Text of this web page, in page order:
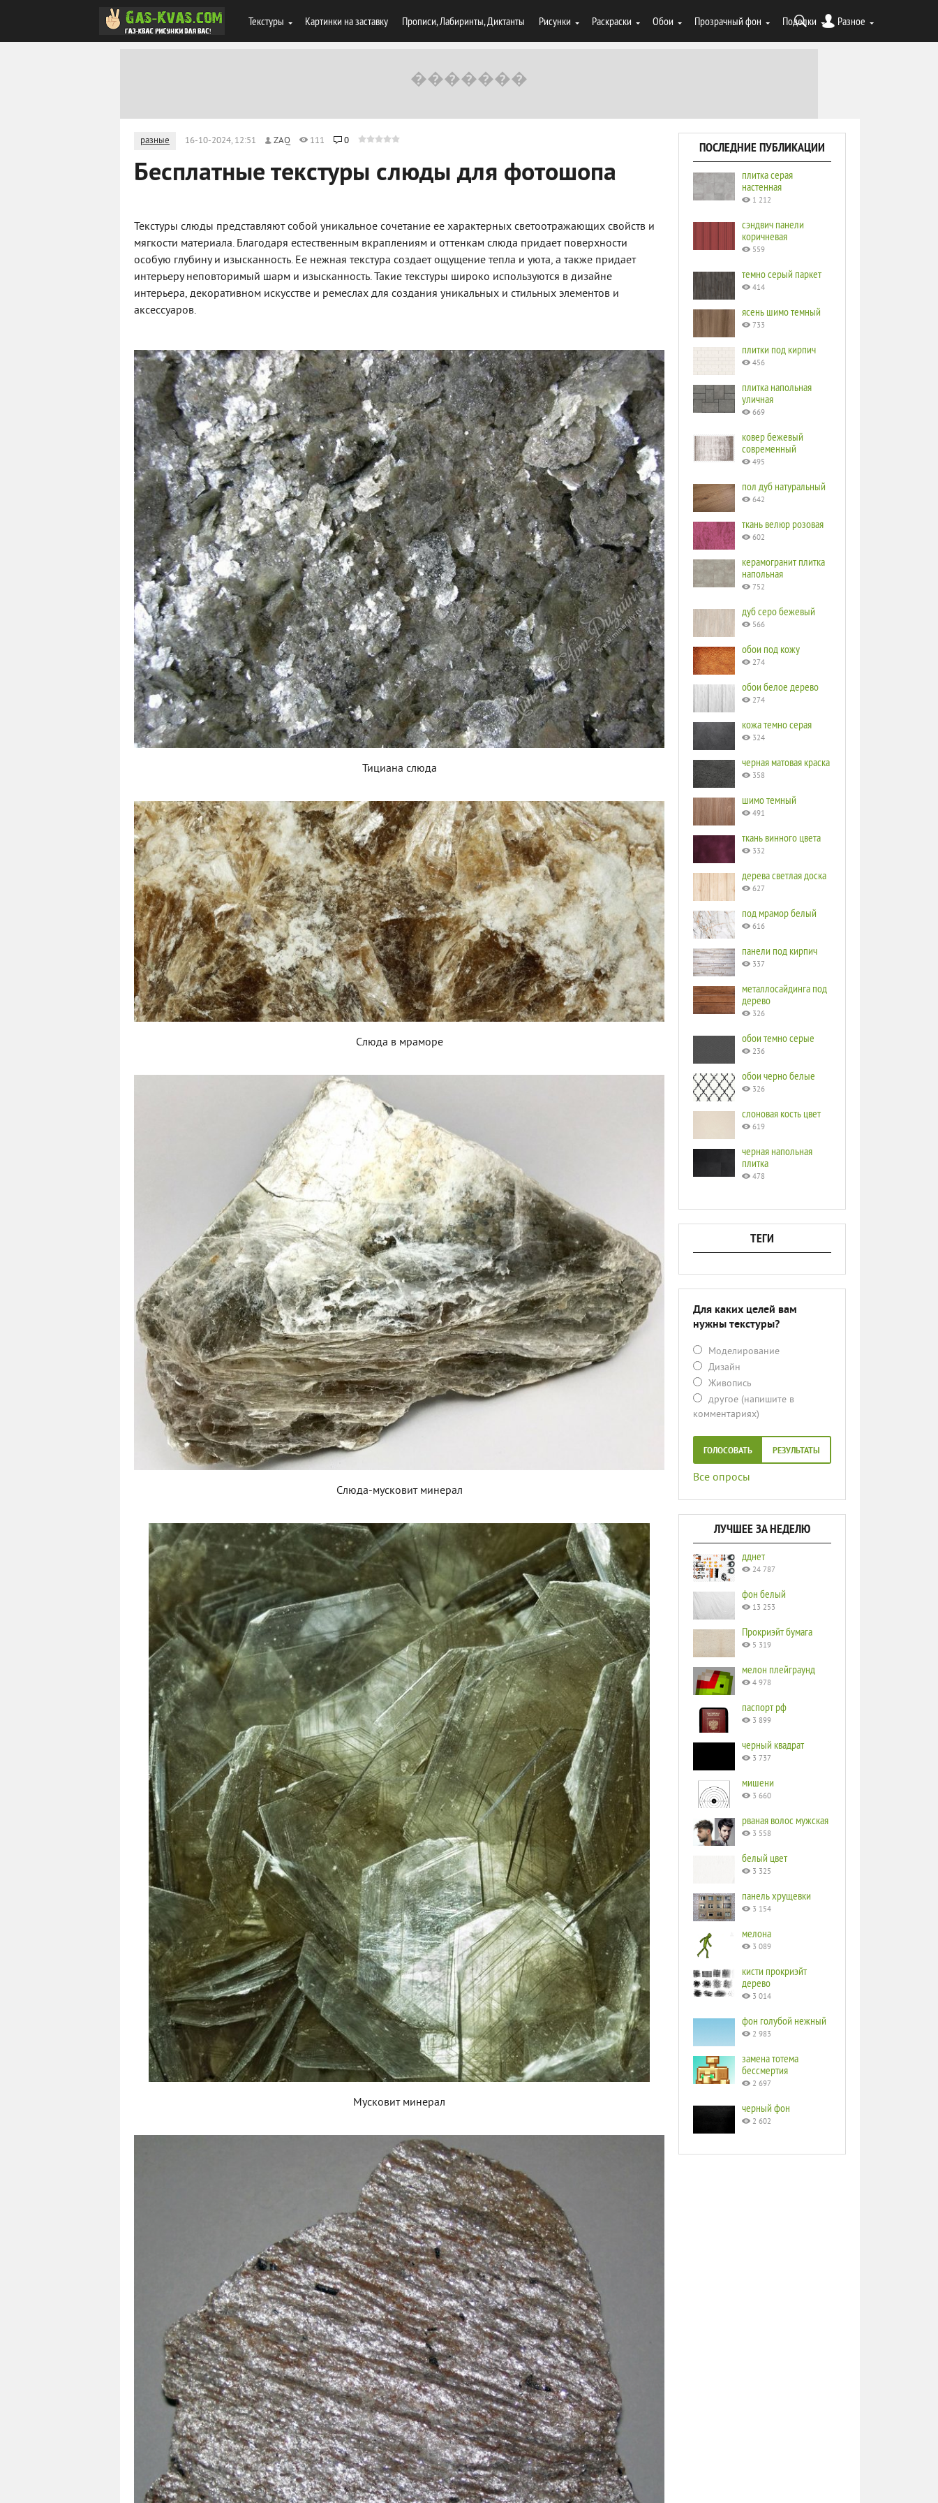
Текстуры Картинки на заставку Прописи, Лабиринты, Диктанты Рисунки Раскраски Обои Прозрачный фон Поделки Разное
разные 16-10-2024, 12:51 ZAQ 111 0
Бесплатные текстуры слюды для фотошопа
Текстуры слюды представляют собой уникальное сочетание ее характерных светоотражающих свойств и
мягкости материала. Благодаря естественным вкраплениям и оттенкам слюда придает поверхности
особую глубину и изысканность. Ее нежная текстура создает ощущение тепла и уюта, а также придает
интерьеру неповторимый шарм и изысканность. Такие текстуры широко используются в дизайне
интерьера, декоративном искусстве и ремеслах для создания уникальных и стильных элементов и
аксессуаров.
Тициана слюда
Слюда в мраморе
Слюда-мусковит минерал
Мусковит минерал
ПОСЛЕДНИЕ ПУБЛИКАЦИИ
плитка серая
настенная
1 212
сэндвич панели
коричневая
559
темно серый паркет
414
ясень шимо темный
733
плитки под кирпич
456
плитка напольная
уличная
669
ковер бежевый
современный
495
пол дуб натуральный
642
ткань велюр розовая
602
керамогранит плитка
напольная
752
дуб серо бежевый
566
обои под кожу
274
обои белое дерево
274
кожа темно серая
324
черная матовая краска
358
шимо темный
491
ткань винного цвета
332
дерева светлая доска
627
под мрамор белый
616
панели под кирпич
337
металлосайдинга под
дерево
326
обои темно серые
236
обои черно белые
326
слоновая кость цвет
619
черная напольная
плитка
478
ТЕГИ
Для каких целей вам
нужны текстуры?
Моделирование
Дизайн
Живопись
другое (напишите в
комментариях)
ГОЛОСОВАТЬ РЕЗУЛЬТАТЫ
Все опросы
ЛУЧШЕЕ ЗА НЕДЕЛЮ
дднет
24 787
фон белый
13 253
Прокриэйт бумага
5 319
мелон плейграунд
4 978
паспорт рф
3 899
черный квадрат
3 737
мишени
3 660
рваная волос мужская
3 558
белый цвет
3 325
панель хрущевки
3 154
мелона
3 089
кисти прокриэйт
дерево
3 014
фон голубой нежный
2 983
замена тотема
бессмертия
2 697
черный фон
2 602